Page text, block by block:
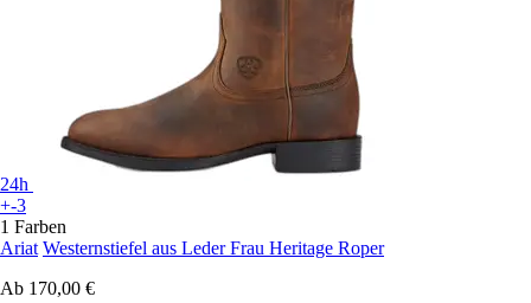
24h
+-3
1 Farben
Ariat Westernstiefel aus Leder Frau Heritage Roper
Ab 170,00 €